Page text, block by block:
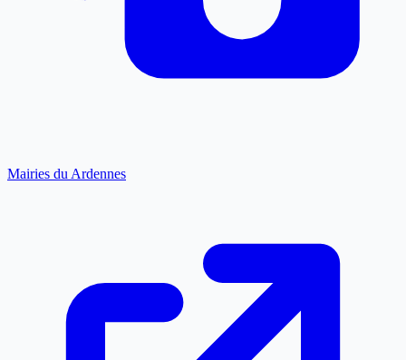
Mairies du Ardennes